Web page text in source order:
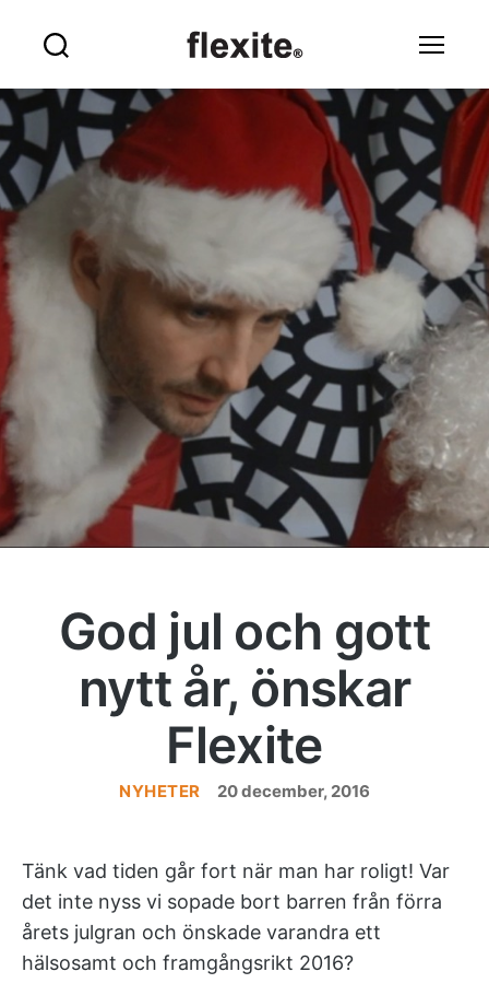
God jul och gott
nytt år, önskar
Flexite
Kategorier
NYHETER 20 december, 2016
Tänk vad tiden går fort när man har roligt! Var
det inte nyss vi sopade bort barren från förra
årets julgran och önskade varandra ett
hälsosamt och framgångsrikt 2016?